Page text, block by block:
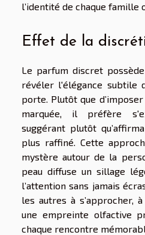
l’identité de chaque famille
Effet de la
Le parfum discret
révéler l'élégance subtile
porte. Plutôt que
marquée, il préfère
suggérant plutôt
plus raffiné. Cette
mystère autour de la
peau diffuse un sillage
l’attention sans jamais
les autres à s’approcher,
une empreinte olfactive
chaque rencontre